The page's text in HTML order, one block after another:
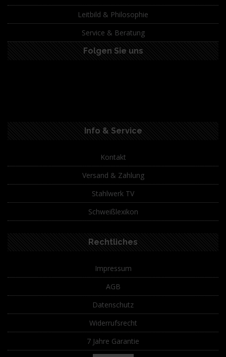
Leitbild & Philosophie
Service & Beratung
Folgen Sie uns
Info & Service
Kontakt
Versand & Zahlung
Stahlwerk TV
Schweißlexikon
Rechtliches
Impressum
AGB
Datenschutz
Widerrufsrecht
7 Jahre Garantie